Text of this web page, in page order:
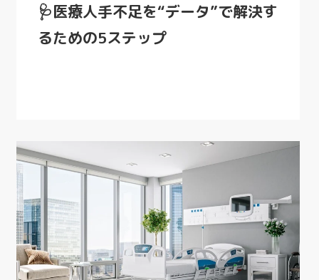
🩺医療人手不足を“データ”で解決す
るための5ステップ